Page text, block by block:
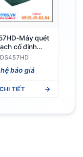
Máy quét
cố định
báo giá
TIẾT